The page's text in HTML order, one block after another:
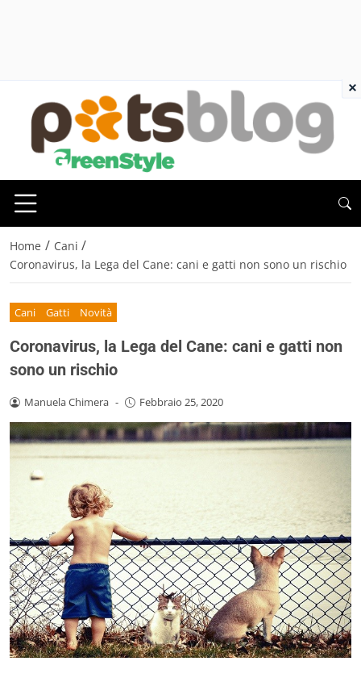
Home / Cani /
Coronavirus, la Lega del Cane: cani e gatti non sono un rischio
Cani Gatti Novità
Coronavirus, la Lega del Cane: cani e gatti non
sono un rischio
Manuela Chimera - Febbraio 25, 2020
×